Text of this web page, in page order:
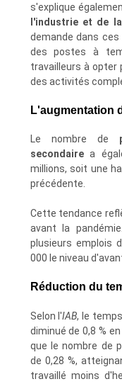
s'explique
l'industrie et de
demande dans
des postes à
travailleurs à opter
des activités
L'augmentation
Le nombre de
secondairea
millions, soit une
précédente.
Cette tendance
avant la
plusieurs emplois
000 le niveau
Réduction du
Selon l'IAB, le
diminué de 0,8 %
que le nombre de
de 0,28 %,
travaillé moins